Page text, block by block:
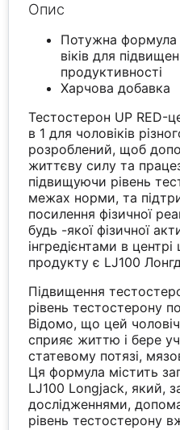
Опис
Потужна формула
віків для
продуктивності
Харчова добавка
Тестостерон UP RED-
в 1 для чоловіків
розроблений, щоб
життєву силу та
підвищуючи рівень
межах норми, та
посилення фізичної
будь -якої фізичної
інгредієнтами в
продукту є LJ100
Підвищення
рівень тестостерону
Відомо, що цей
сприяє життю і бере
статевому потязі,
Ця формула містить
LJ100 Longjack, який,
дослідженнями,
рівень тестостерону